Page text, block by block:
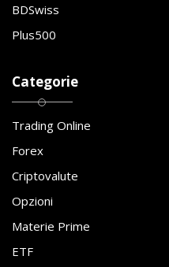
BDSwiss
Plus500
Categorie
Trading Online
Forex
Criptovalute
Opzioni
Materie Prime
ETF